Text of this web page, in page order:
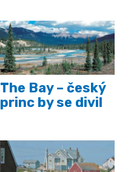
The Bay – český
princ by se divil